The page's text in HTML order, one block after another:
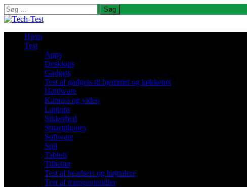
Søg
efter:
Hjem
Test
Apps
Desktops
Gadgets
Test af gadgets til hjemmet og køkkenet
Hardware
Kamera og video
Laptops
Sikkerhed
Smartphones
Software
Spil
Tablets
Tilbehør
Test af headsets og højttalere
Test af transportmidler